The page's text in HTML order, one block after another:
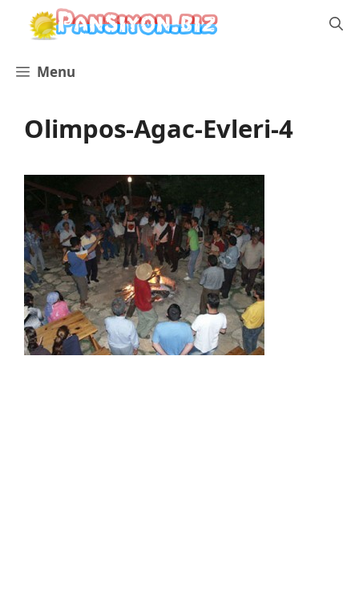
İçeriğe
Menu
Olimpos-Agac-Evleri-4